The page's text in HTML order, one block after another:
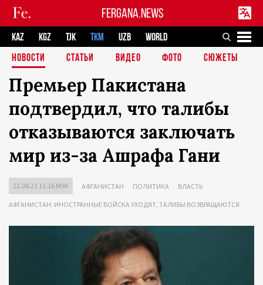
FERGANA.NEWS
KAZ KGZ TJK TKM UZB
WORLD
НОВОСТИ
СТАТЬИ ВИДЕО ФОТО СЮЖЕТЫ
Премьер Пакистана
подтвердил, что талибы
отказываются заключать
мир из-за Ашрафа Гани
12.08.21 11:16 MSK АФГАНИСТАН ПОЛИТИКА ВЛАСТЬ
АФГАНИСТАН: ИНОСТРАННЫЕ ВОЙСКА УХОДЯТ, ТАЛИБЫ ВОЗВРАЩАЮТСЯ